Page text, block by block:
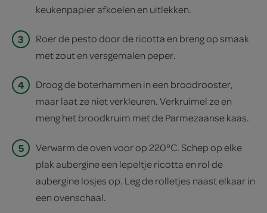
keukenpapier afkoelen en uitlekken.
3
Roer de pesto door de ricotta en breng op smaak
met zout en versgemalen peper.
4
Droog de boterhammen in een broodrooster,
maar laat ze niet verkleuren. Verkruimel ze en
meng het broodkruim met de Parmezaanse kaas.
5
Verwarm de oven voor op 220°C. Schep op elke
plak aubergine een lepeltje ricotta en rol de
aubergine losjes op. Leg de rolletjes naast elkaar in
een ovenschaal.